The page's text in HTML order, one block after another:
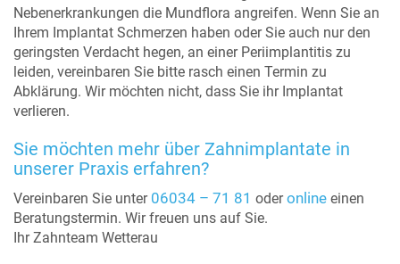
Nebenerkrankungen die Mundflora angreifen. Wenn Sie an
Ihrem Implantat Schmerzen haben oder Sie auch nur den
geringsten Verdacht hegen, an einer Periimplantitis zu
leiden, vereinbaren Sie bitte rasch einen Termin zu
Abklärung. Wir möchten nicht, dass Sie ihr Implantat
verlieren.
Sie möchten mehr über Zahnimplantate in
unserer Praxis erfahren?
Vereinbaren Sie unter 06034 – 71 81 oderonline einen
Beratungstermin. Wir freuen uns auf Sie.
Ihr Zahnteam Wetterau